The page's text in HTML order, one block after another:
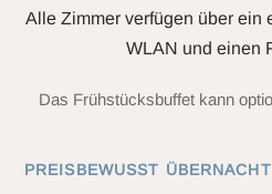
Alle Zimmer verfügen über ein
WLAN und einen
Das Frühstücksbuffet kann
PREISBEWUSST